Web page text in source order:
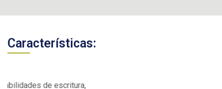
Características: